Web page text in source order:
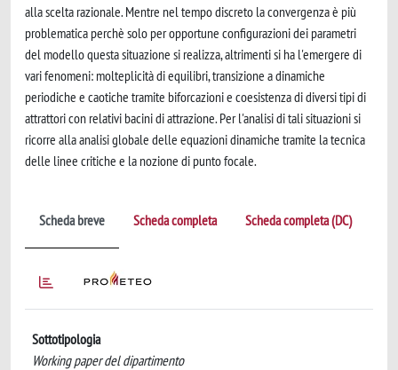
alla scelta razionale. Mentre nel tempo discreto la convergenza è più
problematica perchè solo per opportune configurazioni dei parametri
del modello questa situazione si realizza, altrimenti si ha l'emergere di
vari fenomeni: molteplicità di equilibri, transizione a dinamiche
periodiche e caotiche tramite biforcazioni e coesistenza di diversi tipi di
attrattori con relativi bacini di attrazione. Per l'analisi di tali situazioni si
ricorre alla analisi globale delle equazioni dinamiche tramite la tecnica
delle linee critiche e la nozione di punto focale.
Scheda breve Scheda completa Scheda completa (DC)
Sottotipologia
Working paper del dipartimento